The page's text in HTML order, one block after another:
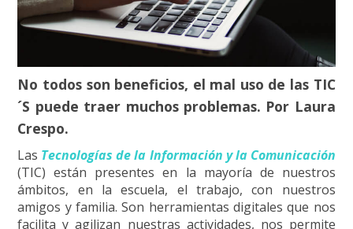
No todos son beneficios, el mal uso de las TIC
´S puede traer muchos problemas. Por Laura
Crespo.
Las Tecnologías de la Información y la Comunicación
(TIC) están presentes en la mayoría de nuestros
ámbitos, en la escuela, el trabajo, con nuestros
amigos y familia. Son herramientas digitales que nos
facilita y agilizan nuestras actividades, nos permite